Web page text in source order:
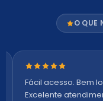
O QUE
Nota 5 de 5
Fácil acesso. Bem
Excelente